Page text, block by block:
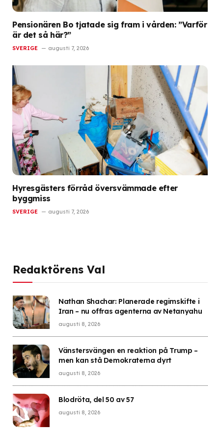
Pensionären Bo tjatade sig fram i vården: ”Varför
är det så här?”
SVERIGE augusti 7, 2026
Hyresgästers förråd översvämmade efter
byggmiss
SVERIGE augusti 7, 2026
Redaktörens Val
Nathan Shachar: Planerade regimskifte i
Iran – nu offras agenterna av Netanyahu
augusti 8, 2026
Vänstersvängen en reaktion på Trump –
men kan stå Demokraterna dyrt
augusti 8, 2026
Blodröta, del 50 av 57
augusti 8, 2026